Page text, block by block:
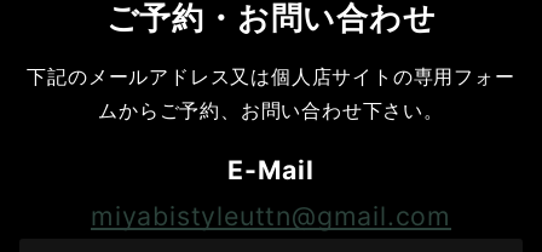
ご予約・お問い合わせ
下記のメールアドレス又は個人店サイトの専用フォー
ムからご予約、お問い合わせ下さい。
E-Mail
miyabistyleuttn@gmail.com